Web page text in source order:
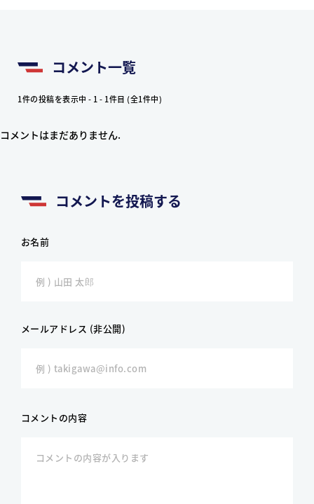
コメント一覧
1件の投稿を表示中 - 1 - 1件目 (全1件中)
コメントはまだありません.
コメントを投稿する
お名前
メールアドレス (非公開)
コメントの内容